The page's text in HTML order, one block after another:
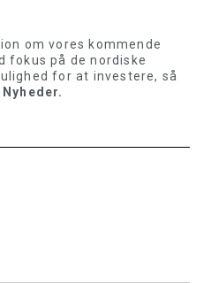
om vores kommende
fokus på de nordiske
for at investere, så
Nyheder.